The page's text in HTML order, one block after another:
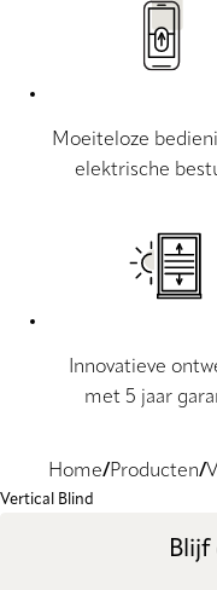
Moeiteloze
elektrische
Innovatieve
met 5 jaar
Home Producten
Vertical Blind
Blijf